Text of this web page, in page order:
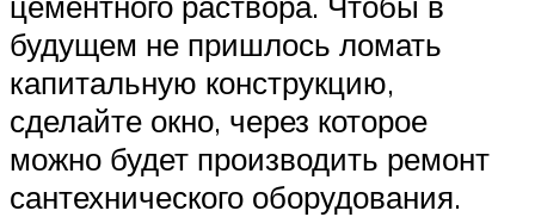
будущем не пришлось ломать
капитальную конструкцию,
сделайте окно, через которое
можно будет производить ремонт
сантехнического оборудования.